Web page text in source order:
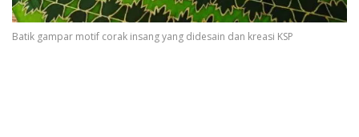
Batik gampar motif corak insang yang didesain dan kreasi KSP